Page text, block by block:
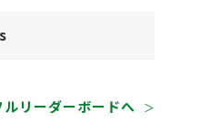
ルリーダーボードへ ＞